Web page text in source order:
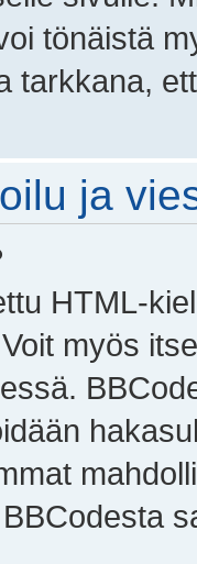
tönäistä
tarkkana,
ja
HTML-
myös